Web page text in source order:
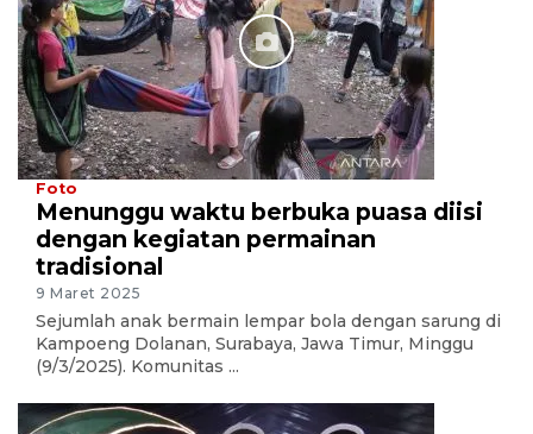
Foto
Menunggu waktu berbuka puasa diisi
dengan kegiatan permainan
tradisional
9 Maret 2025
Sejumlah anak bermain lempar bola dengan sarung di
Kampoeng Dolanan, Surabaya, Jawa Timur, Minggu
(9/3/2025). Komunitas ...